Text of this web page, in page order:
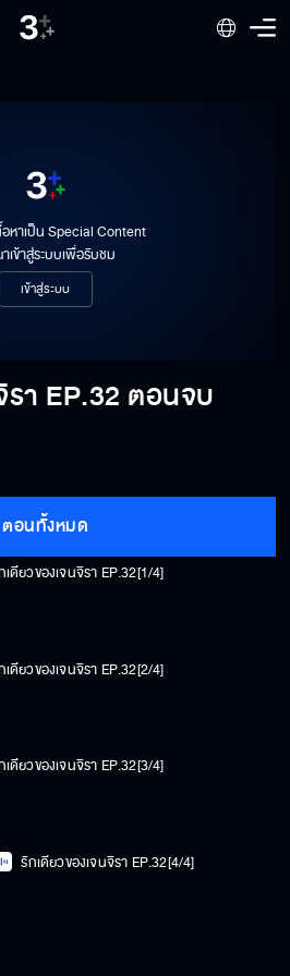
หาเป็น Special Content
เข้าสู่ระบบเพื่อรับชม
เข้าสู่ระบบ
า EP.32 ตอนจบ
ตอนทั้งหมด
เดียวของเจนจิรา EP.32[1/4]
เดียวของเจนจิรา EP.32[2/4]
เดียวของเจนจิรา EP.32[3/4]
รักเดียวของเจนจิรา EP.32[4/4]